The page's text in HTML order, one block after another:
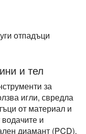
отпадъци
и тел
за
игли, свредла
от материал и
и
диамант (PCD),